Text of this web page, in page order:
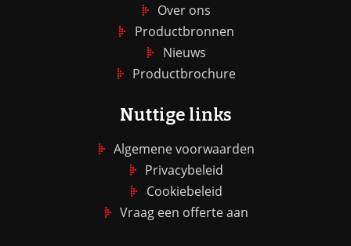
Over ons
Productbronnen
Nieuws
Productbrochure
Nuttige links
Algemene voorwaarden
Privacybeleid
Cookiebeleid
Vraag een offerte aan